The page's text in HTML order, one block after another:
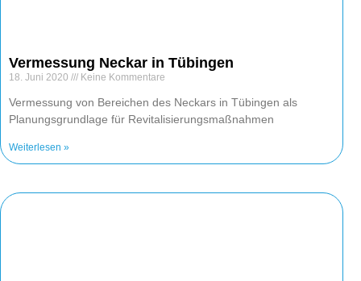
Vermessung Neckar in Tübingen
18. Juni 2020 Keine Kommentare
Vermessung von Bereichen des Neckars in Tübingen als
Planungsgrundlage für Revitalisierungsmaßnahmen
Weiterlesen »